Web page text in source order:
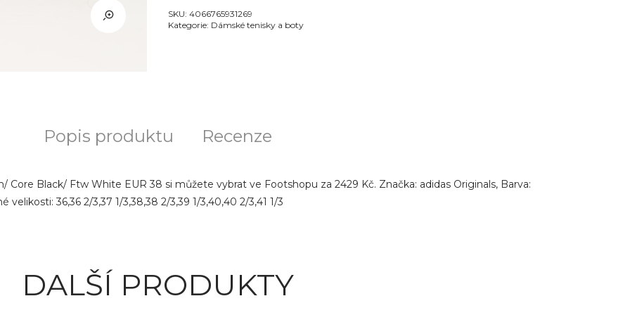
SKU: 4066765931269
Kategorie: Dámské tenisky a boty
Popis produktu Recenze
Core Black/ Ftw White EUR 38 si můžete vybrat ve Footshopu za 2429 Kč. Značka: adidas Originals, Barva:
36,36 2/3,37 1/3,38,38 2/3,39 1/3,40,40 2/3,41 1/3
DALŠÍ PRODUKTY